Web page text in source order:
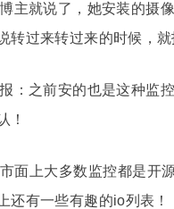
主就说了，她安装的摄
转过来转过来的时候，就
：之前安的也是这种监
！
面上大多数监控都是开
还有一些有趣的io列表！